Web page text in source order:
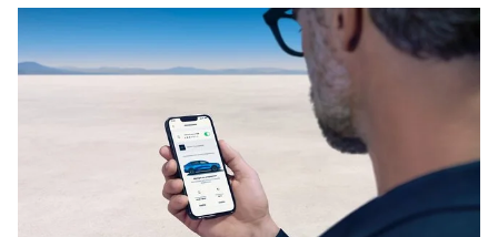
Déposez et récupérez votre voiture à tout moment, sans souci.
votre voyage
la prise en charge de votre hébergement en cas d’immobilisation
prolongée du véhicule